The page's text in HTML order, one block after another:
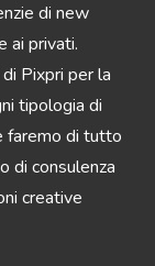
di new
ai privati.
Pixpri per la
tipologia di
faremo di tutto
di consulenza
creative